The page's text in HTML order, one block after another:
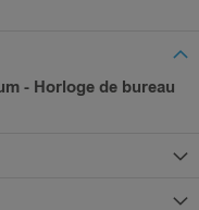
- Horloge de bureau